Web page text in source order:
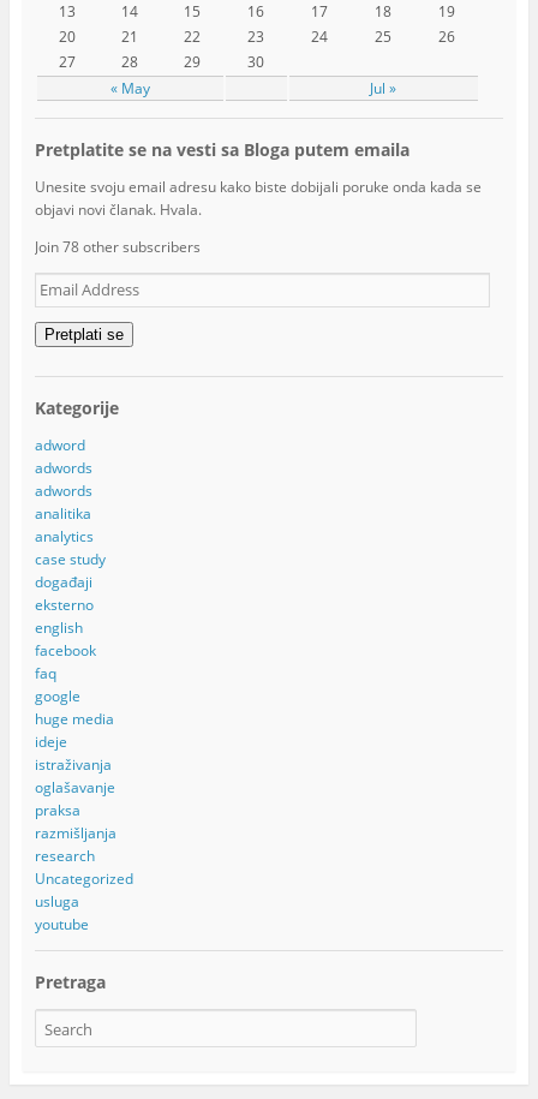
« May Jul »
13
14 15 16 17 18
19
20
21 22 23 24 25
26
27
28 29 30
Pretplatite se na vesti sa Bloga putem emaila
Unesite svoju email adresu kako biste dobijali poruke onda kada se
objavi novi članak. Hvala.
Join 78 other subscribers
Email
Address
Pretplati se
Kategorije
adword
adwords
adwords
analitika
analytics
case study
događaji
eksterno
english
facebook
faq
google
huge media
ideje
istraživanja
oglašavanje
praksa
razmišljanja
research
Uncategorized
usluga
youtube
Pretraga